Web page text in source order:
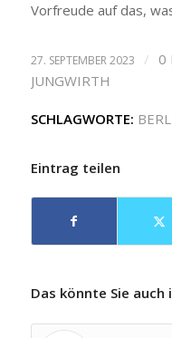
Vorfreude auf das,
27. SEPTEMBER 2023 / 0
JUNGWIRTH
SCHLAGWORTE:
Eintrag teilen
Das könnte Sie